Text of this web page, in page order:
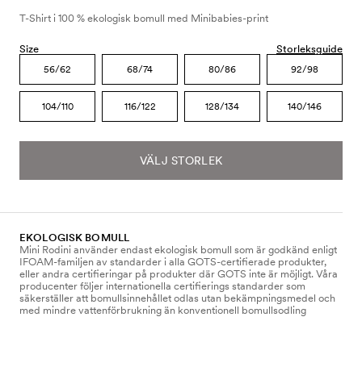
T-Shirt i 100 % ekologisk bomull med Minibabies-print
Size Storleksguide
56/62 68/74 80/86 92/98
104/110 116/122 128/134 140/146
VÄLJ STORLEK
EKOLOGISK BOMULL
Mini Rodini använder endast ekologisk bomull som är godkänd enligt
IFOAM-familjen av standarder i alla GOTS-certifierade produkter,
eller andra certifieringar på produkter där GOTS inte är möjligt. Våra
producenter följer internationella certifierings standarder som
säkerställer att bomullsinnehållet odlas utan bekämpningsmedel och
med mindre vattenförbrukning än konventionell bomullsodling